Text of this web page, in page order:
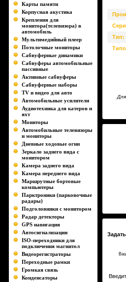
Карты памяти
Корпусная акустика
Крепления для
монитора(телевизора) в
автомобиль
Мультимедийный плеер
Потолочные мониторы
Сабвуферные динамики
Сабвуферы автомобильные
пассивные
Активные сабвуферы
Сабвуферные наборы
TV и видео для авто
Автомобильные усилители
Аудиотехника для катеров и
яхт
Мониторы
Автомобильные телевизоры
и мониторы
Дневные ходовые огни
Зеркало заднего вида с
монитором
Камера заднего вида
Камера переднего вида
Маршрутные бортовые
компьютеры
Парктроники (парковочные
радары)
Подголовники с монитором
Радар детекторы
GPS навигация
Автосигнализации
ISO-переходники для
подключения магнитол
Видеорегистраторы
Переходные рамки
Громкая связь
Конденсаторы
Тип: